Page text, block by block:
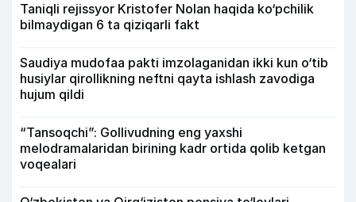
Taniqli rejissyor Kristofer Nolan haqida ko‘pchilik
bilmaydigan 6 ta qiziqarli fakt
Saudiya mudofaa pakti imzolaganidan ikki kun o‘tib
husiylar qirollikning neftni qayta ishlash zavodiga
hujum qildi
“Tansoqchi”: Gollivudning eng yaxshi
melodramalaridan birining kadr ortida qolib ketgan
voqealari